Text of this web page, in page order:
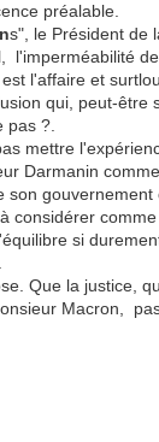
préalable.
s", le Président de
l'imperméabilité
l'affaire et
qui, peut-être
pas ?.
mettre
Darmanin
son gouvernement
considérer
si
Que la justice,
Macron,